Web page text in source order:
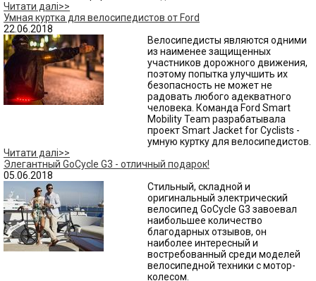
Читати далі>>
Умная куртка для велосипедистов от Ford
22.06.2018
Велосипедисты являются одними
из наименее защищенных
участников дорожного движения,
поэтому попытка улучшить их
безопасность не может не
радовать любого адекватного
человека. Команда Ford Smart
Mobility Team разрабатывала
проект Smart Jacket for Cyclists -
умную куртку для велосипедистов.
Читати далі>>
Элегантный GoCycle G3 - отличный подарок!
05.06.2018
Стильный, складной и
оригинальный электрический
велосипед GoCycle G3 завоевал
наибольшее количество
благодарных отзывов, он
наиболее интересный и
востребованный среди моделей
велосипедной техники с мотор-
колесом.